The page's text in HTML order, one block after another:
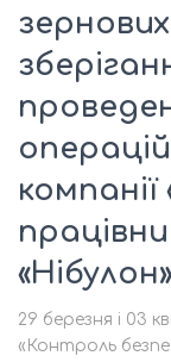
компанії
«Нібулон»
29 березня і 03
«Контроль